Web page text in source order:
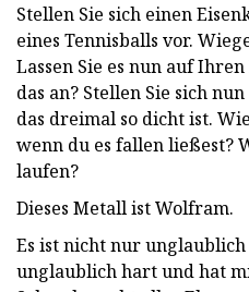
Stellen Sie sich einen
eines Tennisballs vor.
Lassen Sie es nun auf
das an? Stellen Sie sich
das dreimal so dicht ist.
wenn du es fallen ließest?
laufen?
Dieses Metall ist Wolfram.
Es ist nicht nur
unglaublich hart und hat